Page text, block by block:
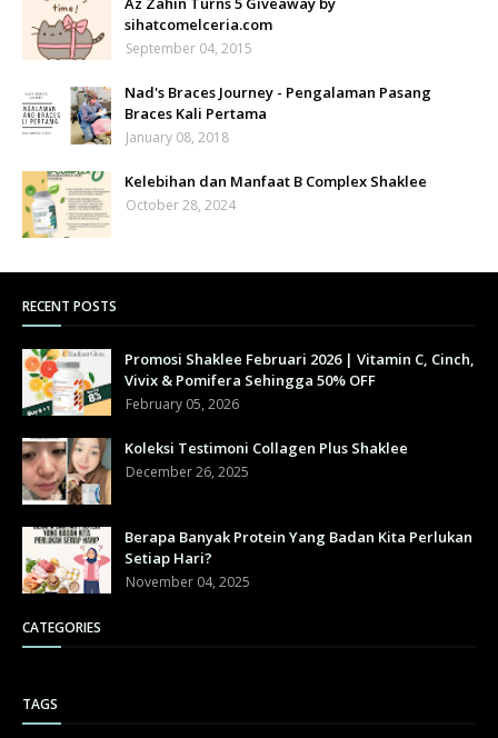
sihatcomelceria.com
September 04, 2015
Nad's Braces Journey - Pengalaman Pasang
Braces Kali Pertama
January 08, 2018
Kelebihan dan Manfaat B Complex Shaklee
October 28, 2024
RECENT POSTS
Promosi Shaklee Februari 2026 | Vitamin C, Cinch,
Vivix & Pomifera Sehingga 50% OFF
February 05, 2026
Koleksi Testimoni Collagen Plus Shaklee
December 26, 2025
Berapa Banyak Protein Yang Badan Kita Perlukan
Setiap Hari?
November 04, 2025
CATEGORIES
TAGS